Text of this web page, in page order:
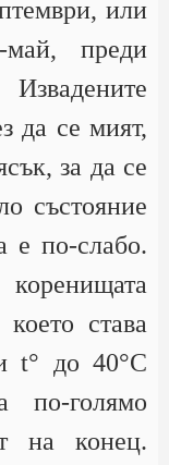
или
преди
да се мият,
за да се
състояние
е по-слабо.
става
t° до 40°С
голямо
на конец.